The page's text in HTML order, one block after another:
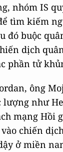
nhóm IS
tìm kiếm
đó buộc
dịch
phần tử
ông
lượng như
mạng Hồi
chiến
ở miền